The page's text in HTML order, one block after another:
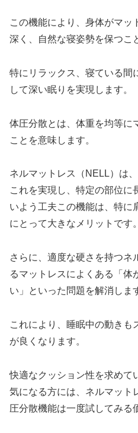
この機能により、身体がマッ
深く、自然な寝姿勢を保つこ
特にリラックス、寝ている間
して深い眠りを実現します。
体圧分散とは、体重を均等に
ことを意味します。
ネルマットレス（NELL）は
これを実現し、特定の部位に
いよう工夫この機能は、特に
にとって大きなメリットです。
さらに、適度な硬さを持つネ
るマットレスによくある「体
い」といった問題を解消しま
これにより、睡眠中の動きも
が良くなります。
快適なクッション性を求めて
気になる方には、ネルマット
圧分散機能は一度試してみる